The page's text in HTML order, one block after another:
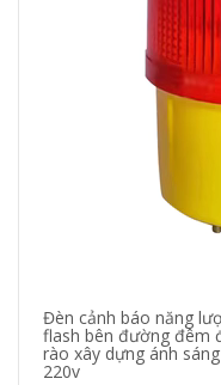
Đèn cảnh báo năng
flash bên đường đêm
rào xây dựng ánh
220v